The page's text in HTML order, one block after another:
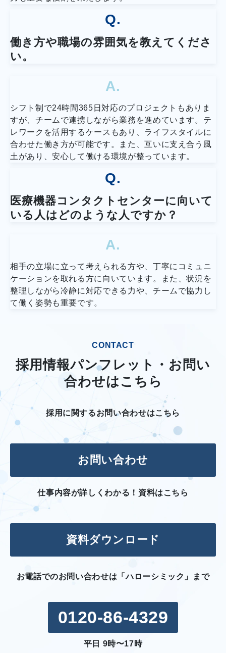
Q.
働き方や職場の雰囲気を教えてくださ
い。
A.
シフト制で24時間365日対応のプロジェクトもありま
すが、チームで連携しながら業務を進めています。テ
レワークを活用するケースもあり、ライフスタイルに
合わせた働き方が可能です。また、互いに支え合う風
土があり、安心して働ける環境が整っています。
Q.
医療機器コンタクトセンターに向いて
いる人はどのような人ですか？
A.
相手の立場に立って考えられる方や、丁寧にコミュニ
ケーションを取れる方に向いています。また、状況を
整理しながら冷静に対応できる力や、チームで協力し
て働く姿勢も重要です。
CONTACT
採用情報パンフレット・お問い
合わせはこちら
採用に関するお問い合わせはこちら
お問い合わせ
仕事内容が詳しくわかる！資料はこちら
資料ダウンロード
お電話でのお問い合わせは「ハローシミック」まで
0120-86-4329
平日 9時〜17時